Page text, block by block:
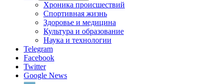
Хроника происшествий
Спортивная жизнь
Здоровье и медицина
Культура и образование
Наука и технологии
Telegram
Facebook
Twitter
Google News